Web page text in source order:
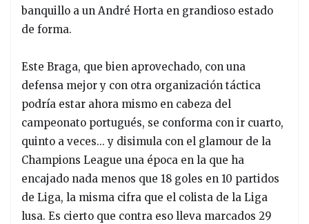
banquillo a un André Horta en grandioso estado
de forma.
Este Braga, que bien aprovechado, con una
defensa mejor y con otra organización táctica
podría estar ahora mismo en cabeza del
campeonato portugués, se conforma con ir cuarto,
quinto a veces... y disimula con el glamour de la
Champions League una época en la que ha
encajado nada menos que 18 goles en 10 partidos
de Liga, la misma cifra que el colista de la Liga
lusa. Es cierto que contra eso lleva marcados 29